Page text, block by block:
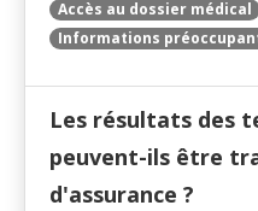
Accès au dossier médical
Informations
Les résultats des
peuvent-ils être
d'assurance ?